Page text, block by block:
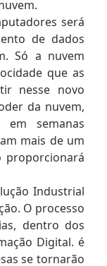
será
de dados
Só a nuvem
que as
nesse novo
da nuvem,
semanas
mais de um
proporcionará
Industrial
O processo
dentro dos
Digital. é
se tornarão